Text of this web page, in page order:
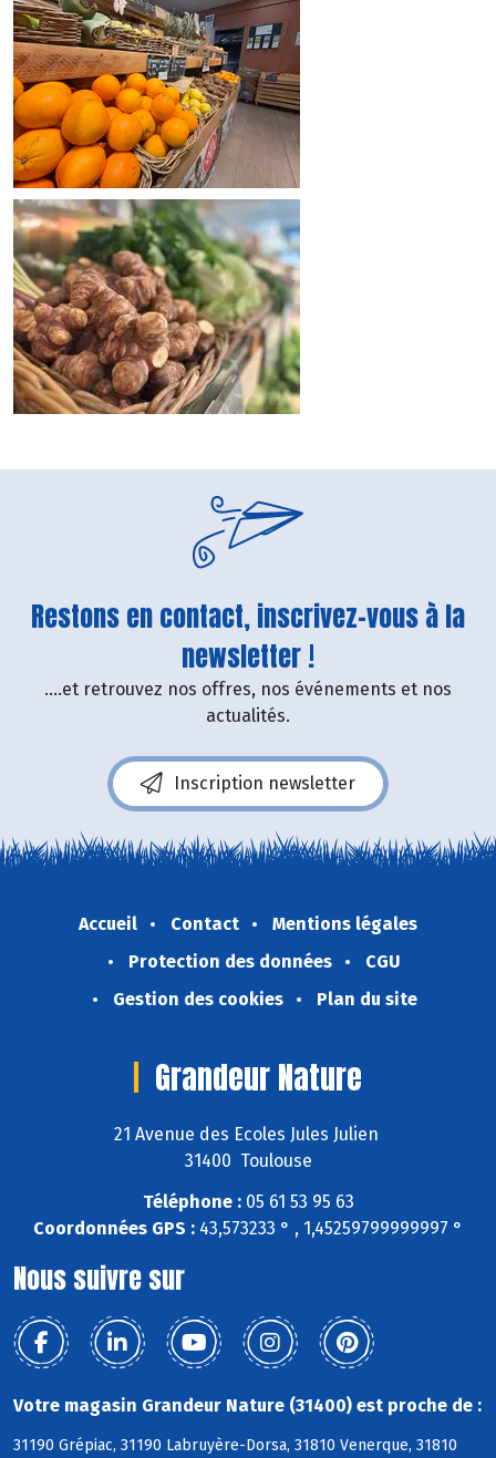
Restons en contact, inscrivez-vous à la
newsletter !
....et retrouvez nos offres, nos événements et nos
actualités.
Inscription newsletter
Accueil Contact
Mentions légales
Protection des données
CGU
Gestion des cookies
Plan du site
Grandeur Nature
21 Avenue des Ecoles Jules Julien
31400 Toulouse
Téléphone :05 61 53 95 63
Coordonnées GPS : 43,573233 ° , 1,45259799999997 °
Nous suivre sur
Votre magasin Grandeur Nature (31400) est proche de :
31190 Grépiac, 31190 Labruyère-Dorsa, 31810 Venerque, 31810